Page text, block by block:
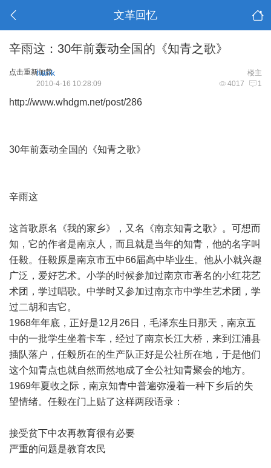
文革回忆
辛雨这：30年前轰动全国的《知青之歌》
点击重新加载 楼主
hank
4017 1
2010-4-16 10:28:09
http://www.whdgm.net/post/286
30年前轰动全国的《知青之歌》
辛雨这
这首歌原名《我的家乡》，又名《南京知青之歌》。可想而
知，它的作者是南京人，而且就是当年的知青，他的名字叫
任毅。任毅原是南京市五中66届高中毕业生。他从小就兴趣
广泛，爱好艺术。小学的时候参加过南京市著名的小红花艺
术团，学过唱歌。中学时又参加过南京市中学生艺术团，学
过二胡和吉它。
1968年年底，正好是12月26日，毛泽东生日那天，南京五
中的一批学生坐着卡车，经过了南京长江大桥，来到江浦县
插队落户，任毅所在的生产队正好是公社所在地，于是他们
这个知青点也就自然而然地成了全公社知青聚会的地方。
1969年夏收之际，南京知青中普遍弥漫着一种下乡后的失
望情绪。任毅在门上贴了这样两段语录：
接受贫下中农再教育很有必要
严重的问题是教育农民